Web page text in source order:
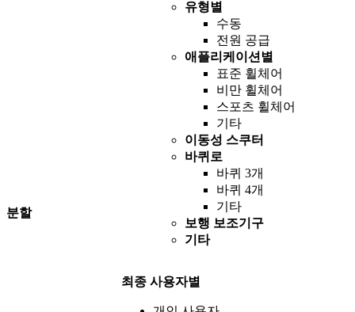
분할
유형별
수동
전원 공급
애플리케이션별
표준 휠체어
비만 휠체어
스포츠 휠체어
기타
이동성 스쿠터
바퀴로
바퀴 3개
바퀴 4개
기타
보행 보조기구
기타
최종 사용자별